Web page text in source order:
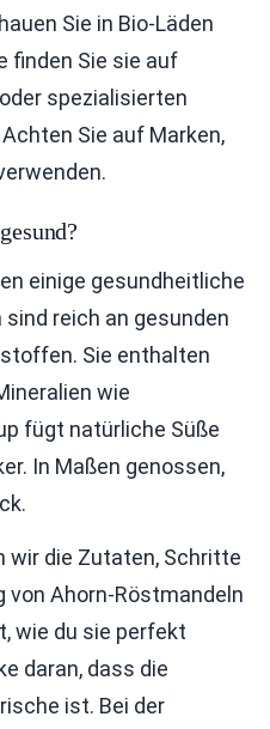
Sie in Bio-Läden
finden Sie sie auf
spezialisierten
Sie auf Marken,
einige gesundheitliche
reich an gesunden
Sie enthalten
wie
fügt natürliche Süße
In Maßen genossen,
die Zutaten, Schritte
von Ahorn-Röstmandeln
wie du sie perfekt
daran, dass die
ist. Bei der